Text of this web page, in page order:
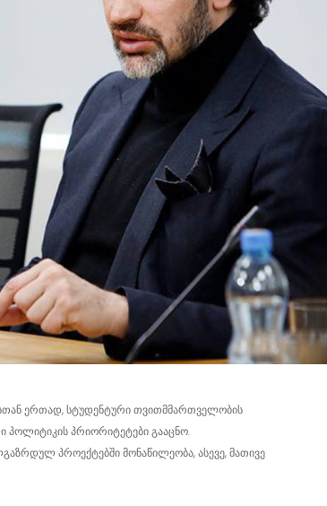
ერთად, სტუდენტური თვითმმართველობის
პრიორიტეტები გააცნო.
პროექტებში მონაწილეობა, ასევე, მათივე